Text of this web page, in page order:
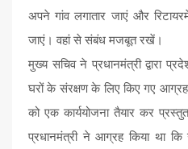
अपने गांव लगातार जाएं और
जाएं। वहां से संबंध मजबूत रखें।
मुख्य सचिव ने प्रधानमंत्री द्वारा
घरों के संरक्षण के लिए किए गए
को एक कार्ययोजना तैयार कर
प्रधानमंत्री ने आग्रह किया था कि